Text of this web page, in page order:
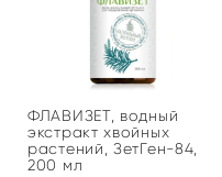
ФЛАВИЗЕТ, водный
экстракт хвойных
растений, ЗетГен-84,
200 мл